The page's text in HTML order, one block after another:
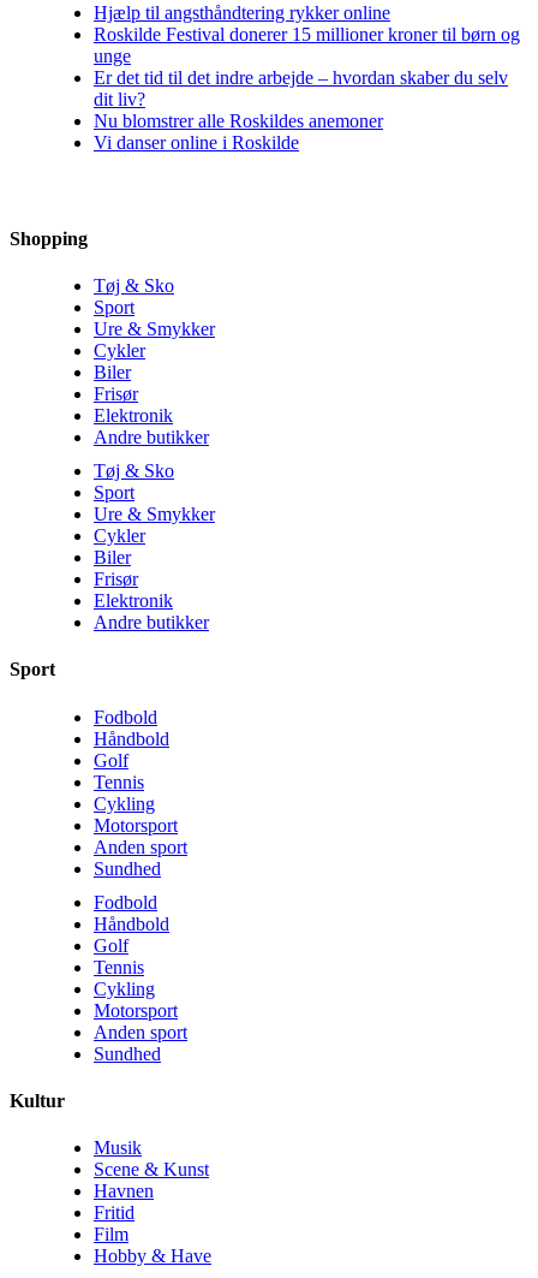
Hjælp til angsthåndtering rykker online
Roskilde Festival donerer 15 millioner kroner til børn og
unge
Er det tid til det indre arbejde – hvordan skaber du selv
dit liv?
Nu blomstrer alle Roskildes anemoner
Vi danser online i Roskilde
Shopping
Tøj & Sko
Sport
Ure & Smykker
Cykler
Biler
Frisør
Elektronik
Andre butikker
Tøj & Sko
Sport
Ure & Smykker
Cykler
Biler
Frisør
Elektronik
Andre butikker
Sport
Fodbold
Håndbold
Golf
Tennis
Cykling
Motorsport
Anden sport
Sundhed
Fodbold
Håndbold
Golf
Tennis
Cykling
Motorsport
Anden sport
Sundhed
Kultur
Musik
Scene & Kunst
Havnen
Fritid
Film
Hobby & Have